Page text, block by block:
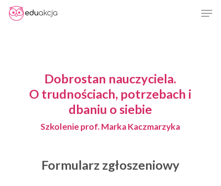
Skip
Dobrostan nauczyciela.
O trudnościach, potrzebach i
dbaniu o siebie
Szkolenie prof. Marka Kaczmarzyka
Formularz zgłoszeniowy